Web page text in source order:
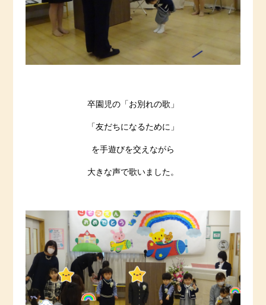
卒園児の「お別れの歌」
「友だちになるために」
を手遊びを交えながら
大きな声で歌いました。